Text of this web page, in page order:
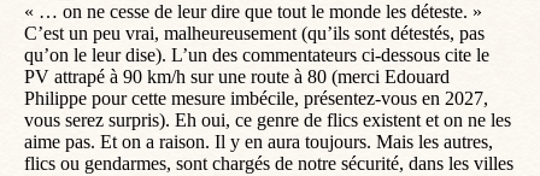
« … on ne cesse de leur dire que tout le monde les déteste. »
C’est un peu vrai, malheureusement (qu’ils sont détestés, pas
qu’on le leur dise). L’un des commentateurs ci-dessous cite le
PV attrapé à 90 km/h sur une route à 80 (merci Edouard
Philippe pour cette mesure imbécile, présentez-vous en 2027,
vous serez surpris). Eh oui, ce genre de flics existent et on ne les
aime pas. Et on a raison. Il y en aura toujours. Mais les autres,
flics ou gendarmes, sont chargés de notre sécurité, dans les villes